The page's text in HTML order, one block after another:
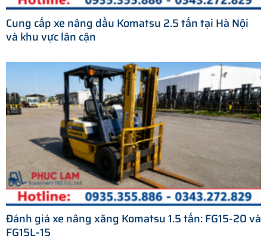
Cung cấp xe nâng dầu Komatsu 2.5 tấn tại Hà Nội
và khu vực lân cận
Đánh giá xe nâng xăng Komatsu 1.5 tấn: FG15-20 và
FG15L-15